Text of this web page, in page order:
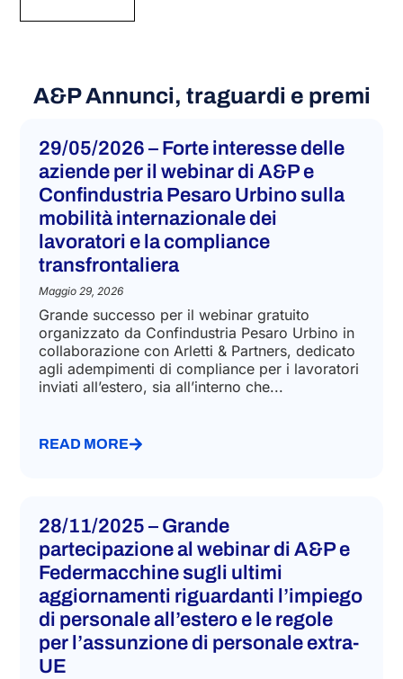
A&P Annunci, traguardi e premi​
29/05/2026 – Forte interesse delle
aziende per il webinar di A&P e
Confindustria Pesaro Urbino sulla
mobilità internazionale dei
lavoratori e la compliance
transfrontaliera
Maggio 29, 2026
Grande successo per il webinar gratuito
organizzato da Confindustria Pesaro Urbino in
collaborazione con Arletti & Partners, dedicato
agli adempimenti di compliance per i lavoratori
inviati all’estero, sia all’interno che...
READ MORE
28/11/2025 – Grande
partecipazione al webinar di A&P e
Federmacchine sugli ultimi
aggiornamenti riguardanti l’impiego
di personale all’estero e le regole
per l’assunzione di personale extra-
UE